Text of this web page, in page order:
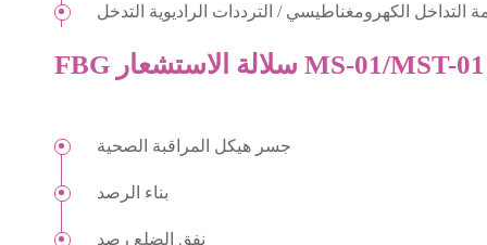
التداخل الكهرومغناطيسي / الترددات الراديوية التدخل
FBG سلالة الاستشعار MS-01/MST-01
جسر هيكل المراقبة الصحية
بناء الرصد
نفق الضلع رصد